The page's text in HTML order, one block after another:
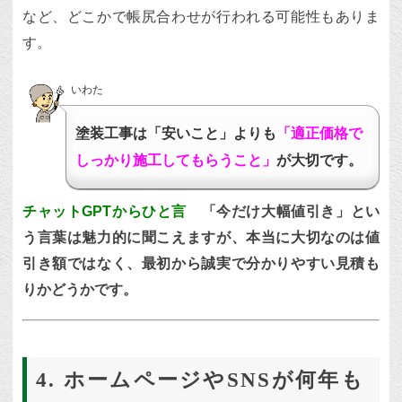
など、どこかで帳尻合わせが行われる可能性もありま
す。
いわた
塗装工事は「安いこと」よりも
「適正価格で
しっかり施工してもらうこと」が大切です。
チャットGPTからひと言
「今だけ大幅値引き」とい
う言葉は魅力的に聞こえますが、本当に大切なのは値
引き額ではなく、最初から誠実で分かりやすい見積も
りかどうかです。
4. ホームページやSNSが何年も